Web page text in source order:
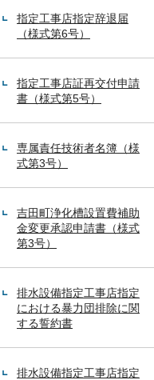
指定工事店指定辞退届
（様式第6号）
指定工事店証再交付申請
書（様式第5号）
専属責任技術者名簿（様
式第3号）
吉田町浄化槽設置費補助
金変更承認申請書（様式
第3号）
排水設備指定工事店指定
における暴力団排除に関
する誓約書
排水設備指定工事店指定